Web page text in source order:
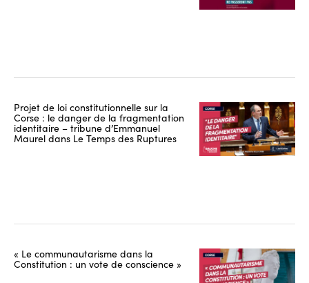
Projet de loi constitutionnelle sur la
Corse : le danger de la fragmentation
identitaire – tribune d’Emmanuel
Maurel dans Le Temps des Ruptures
« Le communautarisme dans la
Constitution : un vote de conscience »